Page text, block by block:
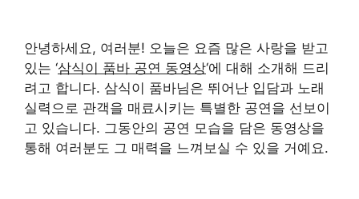
안녕하세요, 여러분! 오늘은 요즘 많은 사랑을 받고
있는 ‘삼식이 품바 공연 동영상‘에 대해 소개해 드리
려고 합니다. 삼식이 품바님은 뛰어난 입담과 노래
실력으로 관객을 매료시키는 특별한 공연을 선보이
고 있습니다. 그동안의 공연 모습을 담은 동영상을
통해 여러분도 그 매력을 느껴보실 수 있을 거예요.